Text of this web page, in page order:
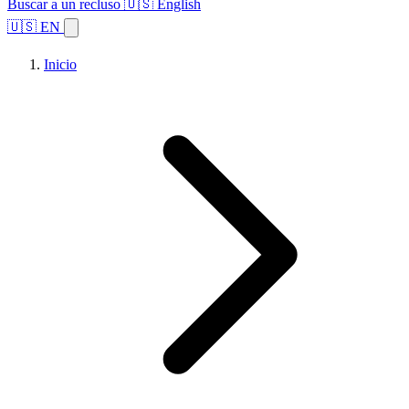
Buscar a un recluso 🇺🇸 English
🇺🇸 EN
Inicio